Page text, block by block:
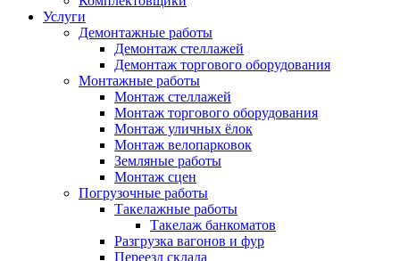
Услуги
Демонтажные работы
Демонтаж стеллажей
Демонтаж торгового оборудования
Монтажные работы
Монтаж стеллажей
Монтаж торгового оборудования
Монтаж уличных ёлок
Монтаж велопарковок
Земляные работы
Монтаж сцен
Погрузочные работы
Такелажные работы
Такелаж банкоматов
Разгрузка вагонов и фур
Переезд склада